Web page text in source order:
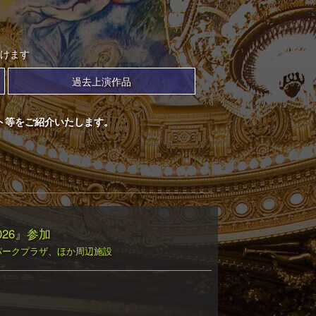
ます
過去上演作品
をご紹介いたします。
』参加
クプラザ、ほか周辺施設